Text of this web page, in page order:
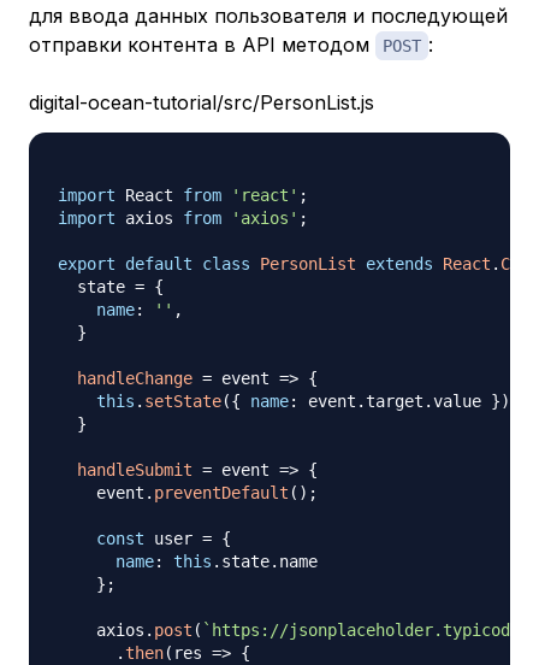
для ввода данных пользователя и последующей
отправки контента в API методом
POST :
digital-ocean-tutorial/src/PersonList.js
import React from 'react' ;
import
axios from 'axios' ;
export default class PersonList extends React .
  state
= {
name: '' ,
}
handleChange = event => {
this . setState({ name: event .target .value })
}
handleSubmit = event => {
    event
. preventDefault ( ) ;
const user = {
name: this . state. name
} ;
    axios
. post ( ` https://
.then( res => {